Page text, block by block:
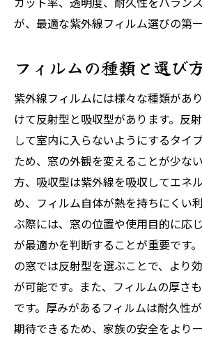
が、最適な紫外線フィルム選びの第一
フィルムの種類と選び
紫外線フィルムには様々な種類があ
けて反射型と吸収型があります。反
して室内に入らないようにするタイ
ため、窓の外観を変えることが少な
方、吸収型は紫外線を吸収してエネ
め、フィルム自体が熱を持ちにくい
ぶ際には、窓の位置や使用目的に応
が最適かを判断することが重要です
の窓では反射型を選ぶことで、より
が可能です。また、フィルムの厚さ
です。厚みがあるフィルムは耐久性
期待できるため、家族の安全をより一